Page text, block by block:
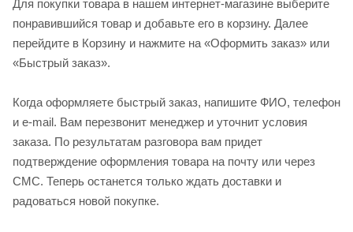
Для покупки товара в нашем интернет-магазине выберите
понравившийся товар и добавьте его в корзину. Далее
перейдите в Корзину и нажмите на «Оформить заказ» или
«Быстрый заказ».
Когда оформляете быстрый заказ, напишите ФИО, телефон
и e-mail. Вам перезвонит менеджер и уточнит условия
заказа. По результатам разговора вам придет
подтверждение оформления товара на почту или через
СМС. Теперь останется только ждать доставки и
радоваться новой покупке.